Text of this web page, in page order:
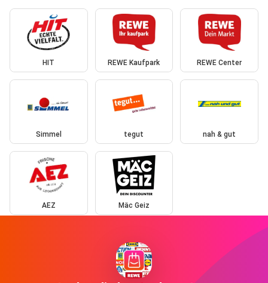
HIT REWE Kaufpark REWE Center
Simmel tegut nah & gut
AEZ Mäc Geiz